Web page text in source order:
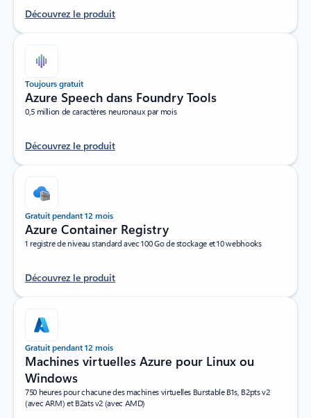
Découvrez le produit
Toujours gratuit
Azure Speech dans Foundry Tools
0,5 million de caractères neuronaux par mois
Découvrez le produit
Gratuit pendant 12 mois
Azure Container Registry
1 registre de niveau standard avec 100 Go de stockage et 10 webhooks
Découvrez le produit
Gratuit pendant 12 mois
Machines virtuelles Azure pour Linux ou
Windows
750 heures pour chacune des machines virtuelles Burstable B1s, B2pts v2
(avec ARM) et B2ats v2 (avec AMD)